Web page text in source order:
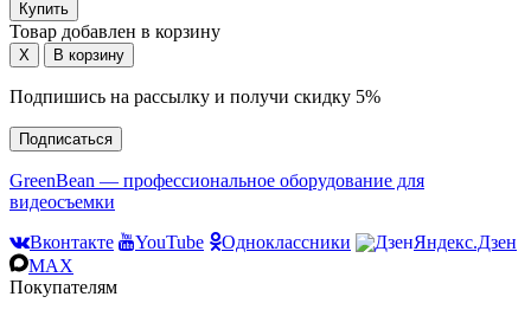
Товар добавлен в корзину
Подпишись на рассылку и получи скидку 5%
Подписаться
GreenBean — профессиональное оборудование для
видеосъемки
Вконтакте
YouTube Одноклассники
Яндекс.Дзен
MAX
Покупателям